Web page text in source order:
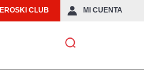
EROSKI CLUB MI CUENTA